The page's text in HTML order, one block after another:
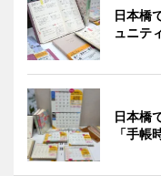
日本橋
ュニテ
日本橋
「手帳